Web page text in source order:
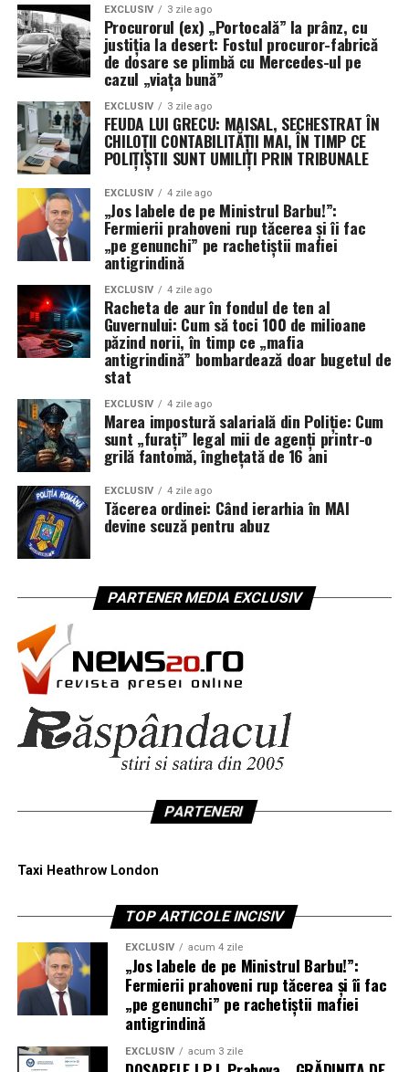
numiri pompoase, știința penală va progresa sau
dacă asociația va rămâne doar un club exclusivist
unde „greii” își dau diplome unii altora, sub privirile
admirative ale unei audiențe care încă mai crede că
funcția face pe om, și nu invers. (Irinel I.).
EXCLUSIV 3 zile ago
Procurorul (ex) „Portocală” la prânz, cu
justiția la desert: Fostul procuror-fabrică
de dosare se plimbă cu Mercedes-ul pe
cazul „viața bună”
EXCLUSIV 3 zile ago
FEUDA LUI GRECU: MAISAL, SECHESTRAT ÎN
CHILOȚII CONTABILITĂȚII MAI, ÎN TIMP CE
POLIȚIȘTII SUNT UMILIȚI PRIN TRIBUNALE
EXCLUSIV 4 zile ago
„Jos labele de pe Ministrul Barbu!”:
Fermierii prahoveni rup tăcerea și îi fac
„pe genunchi” pe rachetiștii mafiei
antigrindină
EXCLUSIV 4 zile ago
Racheta de aur în fondul de ten al
Guvernului: Cum să toci 100 de milioane
păzind norii, în timp ce „mafia
antigrindină” bombardează doar bugetul de
stat
EXCLUSIV 4 zile ago
Marea impostură salarială din Poliție: Cum
sunt „furați” legal mii de agenți printr-o
grilă fantomă, înghețată de 16 ani
EXCLUSIV 4 zile ago
Tăcerea ordinei: Când ierarhia în MAI
devine scuză pentru abuz
PARTENER MEDIA EXCLUSIV
PARTENERI
Taxi Heathrow London
TOP ARTICOLE INCISIV
EXCLUSIV acum 4 zile
„Jos labele de pe Ministrul Barbu!”:
Fermierii prahoveni rup tăcerea și îi fac
„pe genunchi” pe rachetiștii mafiei
antigrindină
EXCLUSIV acum 3 zile